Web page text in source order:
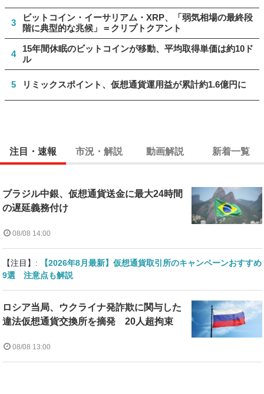
3
ビットコイン・イーサリアム・XRP、「弱気相場の最終段
階に典型的な兆候」＝クリプトクアント
4
15年間休眠のビットコインが移動、平均取得単価は約10ド
ル
5 リミックスポイント、仮想通貨運用益が累計約1.6億円に
注目・速報 市況・解説 動画解説 新着一覧
ブラジル中銀、仮想通貨送金に最大24時間
の遅延義務付け
08/08 14:00
【注目】:
【2026年8月最新】仮想通貨取引所のキャンペーンおすすめ
9選 注意点も解説
ロシア当局、ウクライナ発詐欺に関与した
違法仮想通貨交換所を摘発 20人超拘束
08/08 13:00